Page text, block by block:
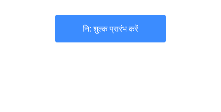
नि: शुल्क प्रारंभ करें